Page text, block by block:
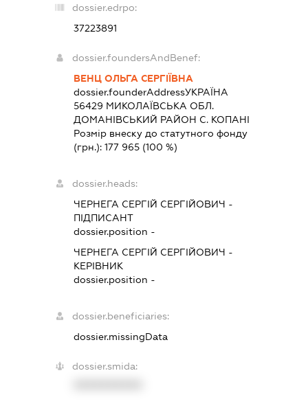
dossier.edrpo:
37223891
dossier.foundersAndBenef:
ВЕНЦ ОЛЬГА СЕРГІЇВНА
dossier.founderAddressУКРАЇНА
56429 МИКОЛАЇВСЬКА ОБЛ.
ДОМАНIВСЬКИЙ РАЙОН С. КОПАНІ
Розмір внеску до статутного фонду
(грн.):177 965 (100 %)
dossier.heads:
ЧЕРНЕГА СЕРГІЙ СЕРГІЙОВИЧ -
ПІДПИСАНТ
dossier.position -
ЧЕРНЕГА СЕРГІЙ СЕРГІЙОВИЧ -
КЕРІВНИК
dossier.position -
dossier.beneficiaries:
dossier.missingData
dossier.smida: